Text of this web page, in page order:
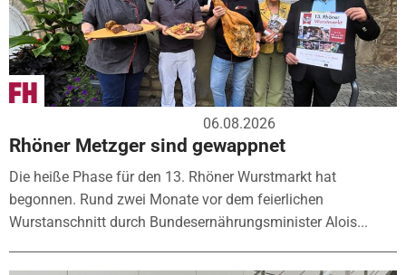
06.08.2026
Rhöner Metzger sind gewappnet
Die heiße Phase für den 13. Rhöner Wurstmarkt hat
begonnen. Rund zwei Monate vor dem feierlichen
Wurstanschnitt durch Bundesernährungsminister Alois...